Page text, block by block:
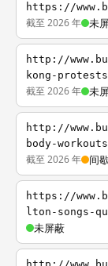
https://
截至 2026 年 未
http://
kong-protests
截至 2026 年 未
http://
body-workouts
截至 2026 年 间
https://
lton-songs-
未屏蔽